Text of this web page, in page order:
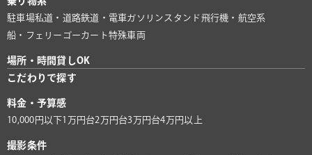
駐車場私道・道路鉄道・電車 ガソリンスタンド 飛行機・航空系
船・フェリー ゴーカート特殊車両
場所・時間貸しOK
こだわりで探す
料金・予算感
10,000円以下1万円台2万円台3万円台4万円以上
撮影条件